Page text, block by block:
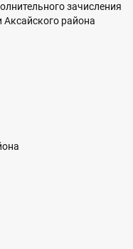
зачисления
Аксайского района